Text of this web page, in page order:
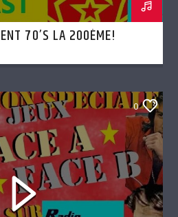
70’S LA 200ÈME!
0